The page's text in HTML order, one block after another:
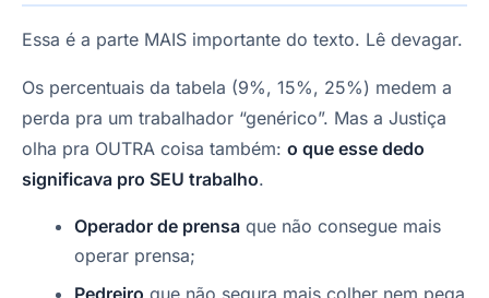
Essa é a parte MAIS importante do texto. Lê devagar.
Os percentuais da tabela (9%, 15%, 25%) medem a
perda pra um trabalhador “genérico”. Mas a Justiça
olha pra OUTRA coisa também: o que esse dedo
significava pro SEU trabalho.
Operador de prensa que não consegue mais
operar prensa;